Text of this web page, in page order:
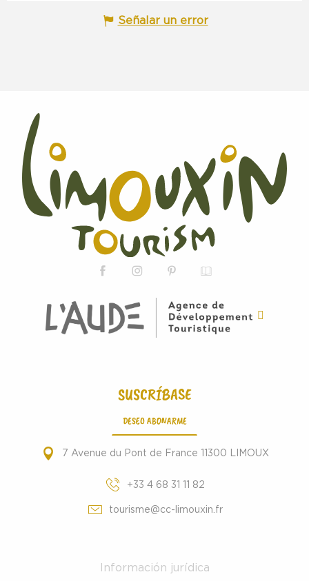
Señalar un error
SUSCRÍBASE
DESEO ABONARME
7 Avenue du Pont de France 11300 LIMOUX
+33 4 68 31 11 82
tourisme@cc-limouxin.fr
Información jurídica